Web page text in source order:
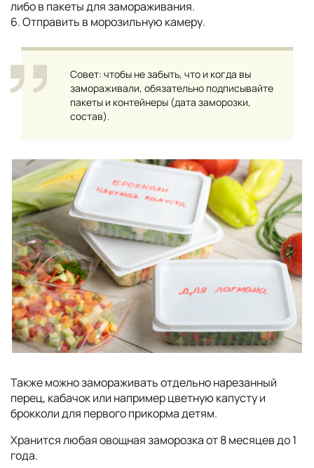
либо в пакеты для замораживания.
6. Отправить в морозильную камеру.
Совет: чтобы не забыть, что и когда вы
замораживали, обязательно подписывайте
пакеты и контейнеры (дата заморозки,
состав).
Также можно замораживать отдельно нарезанный
перец, кабачок или например цветную капусту и
брокколи для первого прикорма детям.
Хранится любая овощная заморозка от 8 месяцев до 1
года.